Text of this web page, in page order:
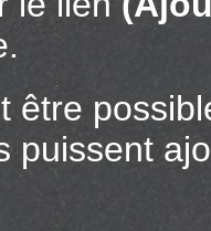
être
puissent